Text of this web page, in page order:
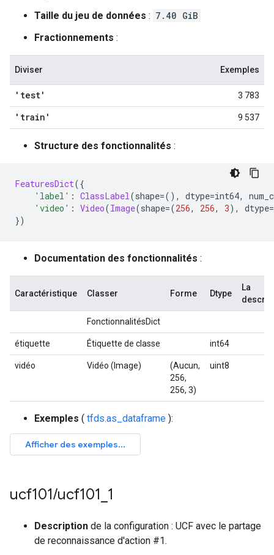
Taille du jeu de données : 7.40 GiB
Fractionnements :
Diviser Exemples
'test' 3 783
'train' 9 537
Structure des fonctionnalités :
FeaturesDict({
'label' : ClassLabel(shape=(), dtype=int64,
'video' : Video(Image(shape=(256, 256, 3), dtype=
})
Documentation des fonctionnalités :
Caractéristique Classer Forme Dtype
La
FonctionnalitésDict
étiquette Étiquette de classe int64
vidéo Vidéo (Image)
(Aucun,
256,
256, 3)
uint8
Exemples ( tfds.as_dataframe ):
ucf101/ucf101 1
Description de la configuration : UCF avec le partage
de reconnaissance d'action #1.